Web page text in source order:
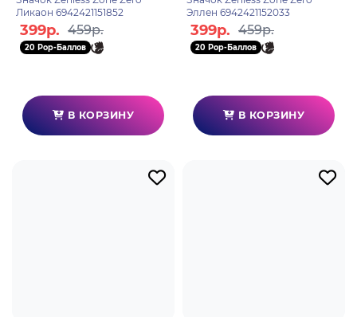
Ликаон 6942421151852
399р. 459р.
20 Pop-Баллов
В КОРЗИНУ
Эллен 6942421152033
399р. 459р.
20 Pop-Баллов
В КОРЗИНУ